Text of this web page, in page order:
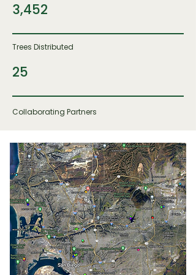
3,452
Trees Distributed
25
Collaborating Partners